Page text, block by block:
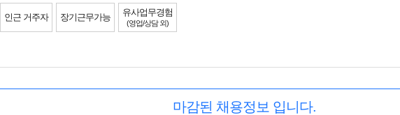
인근 거주자 장기근무가능 유사업무경험
(영업/상담 외)
마감된 채용정보 입니다.